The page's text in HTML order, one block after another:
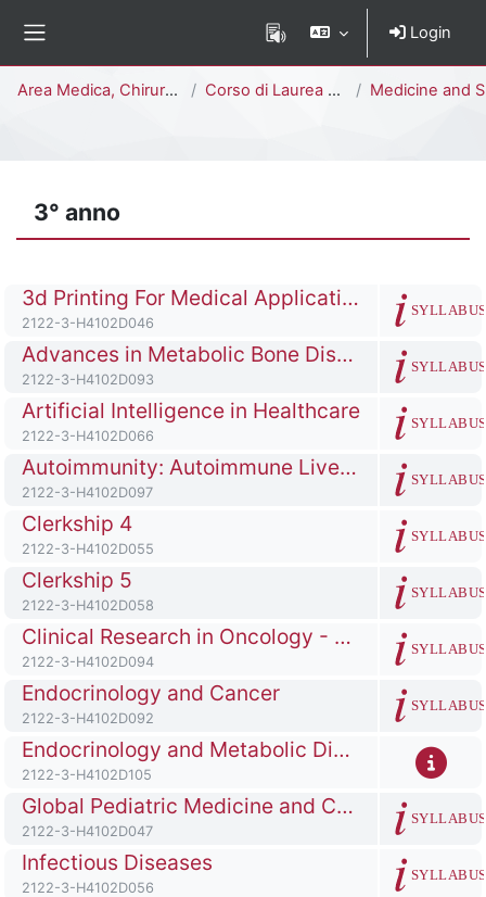
Login
Area Medica, Chirurgica e dei Servizi Clinici Corso di Laurea Magistrale a Ciclo Unico (6 anni) Medicine and Surgery [H4104D -
3° anno
Titolo del corso 3d Printing For Medical Applications
Codice identificativo del corso
2122-3-H4102D046
SYLLABUS
Titolo del corso Advances in Metabolic Bone Diseases
Codice identificativo del corso
2122-3-H4102D093
SYLLABUS
Titolo del corso
Artificial Intelligence in Healthcare
Codice identificativo del corso
2122-3-H4102D066
SYLLABUS
Titolo del corso Autoimmunity: Autoimmune Liver Diseases
Codice identificativo del corso
2122-3-H4102D097
SYLLABUS
Titolo del corso
Clerkship 4
Codice identificativo del corso
2122-3-H4102D055
SYLLABUS
Titolo del corso
Clerkship 5
Codice identificativo del corso
2122-3-H4102D058
SYLLABUS
Titolo del corso Clinical Research in Oncology - From Bench To Bedside
Codice identificativo del corso
2122-3-H4102D094
SYLLABUS
Titolo del corso
Endocrinology and Cancer
Codice identificativo del corso
2122-3-H4102D092
SYLLABUS
Titolo del corso Endocrinology and Metabolic Diseases - Uoc Endocrinologia e Diabetologia Pgxxiii Hospital Bergamo
Codice identificativo del corso
2122-3-H4102D105
Titolo del corso Global Pediatric Medicine and Cooperation
Codice identificativo del corso
2122-3-H4102D047
SYLLABUS
Titolo del corso
Infectious Diseases
Codice identificativo del corso
2122-3-H4102D056
SYLLABUS